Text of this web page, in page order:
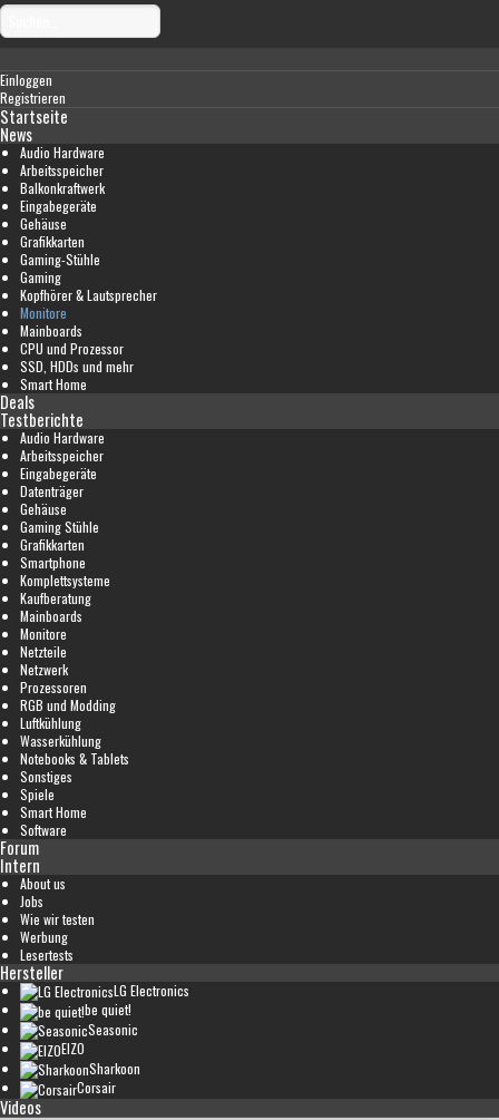
Einloggen
Registrieren
Startseite
News
Audio Hardware
Arbeitsspeicher
Balkonkraftwerk
Eingabegeräte
Gehäuse
Grafikkarten
Gaming-Stühle
Gaming
Kopfhörer & Lautsprecher
Monitore
Mainboards
CPU und Prozessor
SSD, HDDs und mehr
Smart Home
Deals
Testberichte
Audio Hardware
Arbeitsspeicher
Eingabegeräte
Datenträger
Gehäuse
Gaming Stühle
Grafikkarten
Smartphone
Komplettsysteme
Kaufberatung
Mainboards
Monitore
Netzteile
Netzwerk
Prozessoren
RGB und Modding
Luftkühlung
Wasserkühlung
Notebooks & Tablets
Sonstiges
Spiele
Smart Home
Software
Forum
Intern
About us
Jobs
Wie wir testen
Werbung
Lesertests
Hersteller
LG Electronics
be quiet!
Seasonic
EIZO
Sharkoon
Corsair
Videos